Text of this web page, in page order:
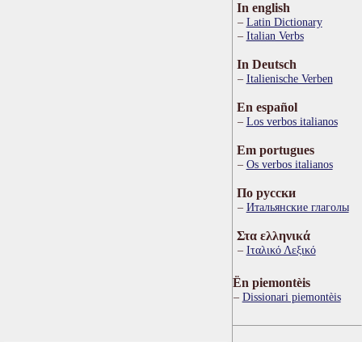
In english
Latin Dictionary
Italian Verbs
In Deutsch
Italienische Verben
En español
Los verbos italianos
Em portugues
Os verbos italianos
По русски
Итальянские глаголы
Στα ελληνικά
Ιταλικό Λεξικό
Ën piemontèis
Dissionari piemontèis